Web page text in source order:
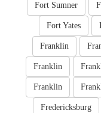
Fort Sumner
Fort Yates
Franklin
Franklin
Franklin
Fredericksburg